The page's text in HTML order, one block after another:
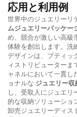
応用と利用例
世界中のジュエリーリ
ムジュエリーパッケー
め、競合が激しい高級
体験を創出します。洗
デザインは、ブティッ
ィストリビューター
ャネルにおいて一貫し
ョナルな ジュエリー収
し、受取人にジュエリ
的な収納ソリューショ
卸売ジュエリーディス